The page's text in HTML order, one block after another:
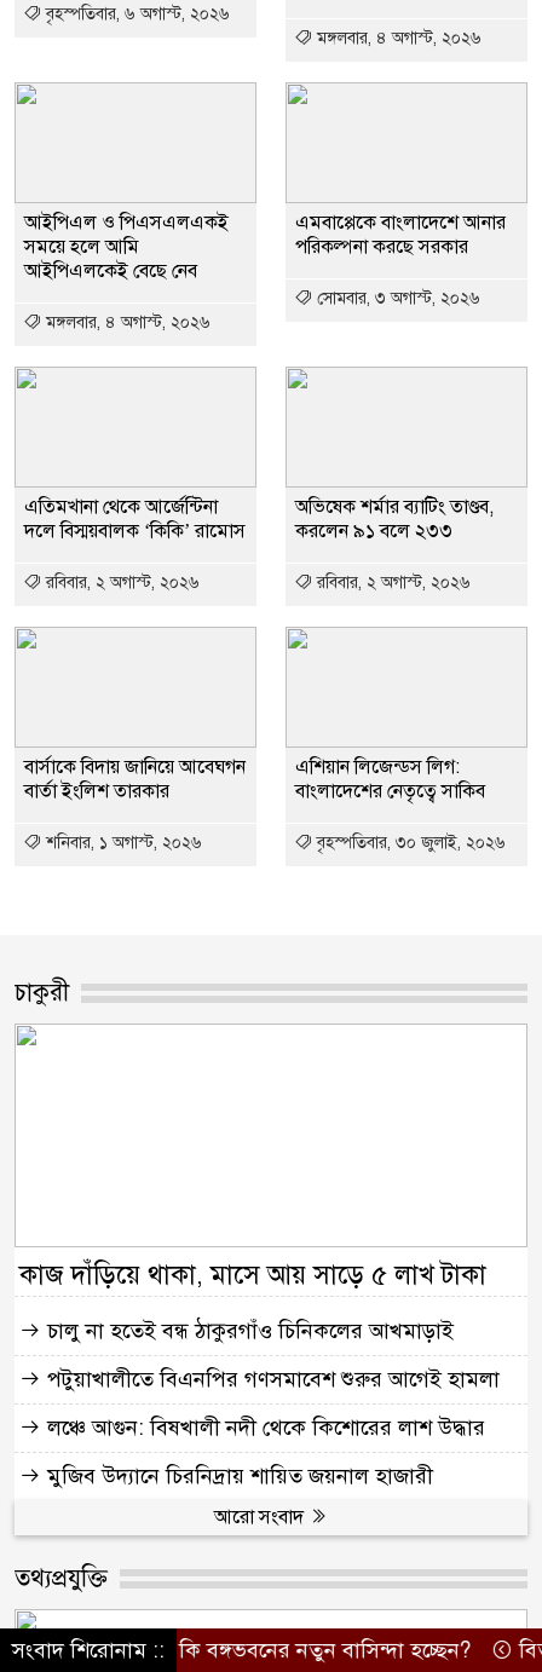
বৃহস্পতিবার, ৬ অগাস্ট, ২০২৬
মঙ্গলবার, ৪ অগাস্ট, ২০২৬
আইপিএল ও পিএসএলএকই
সময়ে হলে আমি
আইপিএলকেই বেছে নেব
মঙ্গলবার, ৪ অগাস্ট, ২০২৬
এমবাপ্পেকে বাংলাদেশে আনার
পরিকল্পনা করছে সরকার
সোমবার, ৩ অগাস্ট, ২০২৬
এতিমখানা থেকে আর্জেন্টিনা
দলে বিস্ময়বালক ‘কিকি’ রামোস
রবিবার, ২ অগাস্ট, ২০২৬
অভিষেক শর্মার ব্যাটিং তাণ্ডব,
করলেন ৯১ বলে ২৩৩
রবিবার, ২ অগাস্ট, ২০২৬
বার্সাকে বিদায় জানিয়ে আবেঘগন
বার্তা ইংলিশ তারকার
শনিবার, ১ অগাস্ট, ২০২৬
এশিয়ান লিজেন্ডস লিগ:
বাংলাদেশের নেতৃত্বে সাকিব
বৃহস্পতিবার, ৩০ জুলাই, ২০২৬
চাকুরী
কাজ দাঁড়িয়ে থাকা, মাসে আয় সাড়ে ৫ লাখ টাকা
চালু না হতেই বন্ধ ঠাকুরগাঁও চিনিকলের আখমাড়াই
পটুয়াখালীতে বিএনপির গণসমাবেশ শুরুর আগেই হামলা
লঞ্চে আগুন: বিষখালী নদী থেকে কিশোরের লাশ উদ্ধার
মুজিব উদ্যানে চিরনিদ্রায় শায়িত জয়নাল হাজারী
আরো সংবাদ
তথ্যপ্রযুক্তি
সংবাদ শিরোনাম ::
ফখরুলই কি বঙ্গভবনের নতুন বাসিন্দা হচ্ছেন? বিতর্কিত